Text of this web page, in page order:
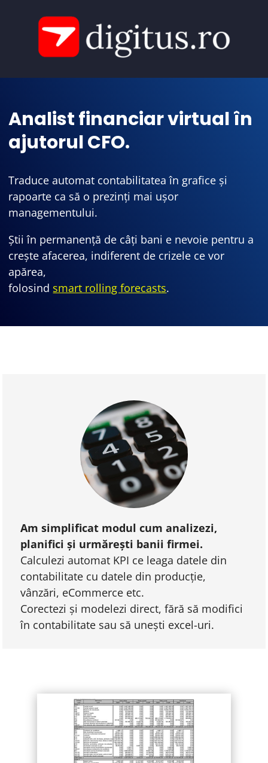
Analist financiar virtual în
ajutorul CFO.
Traduce automat contabilitatea în grafice și
rapoarte ca să o prezinți mai ușor
managementului.
Știi în permanență de câți bani e nevoie pentru a
crește afacerea, indiferent de crizele ce vor
apărea,
folosind smart rolling forecasts.
Am simplificat modul cum analizezi,
planifici și urmărești banii firmei.
Calculezi automat KPI ce leaga datele din
contabilitate cu datele din producție,
vânzări, eCommerce etc.
Corectezi și modelezi direct, fără să modifici
în contabilitate sau să unești excel-uri.